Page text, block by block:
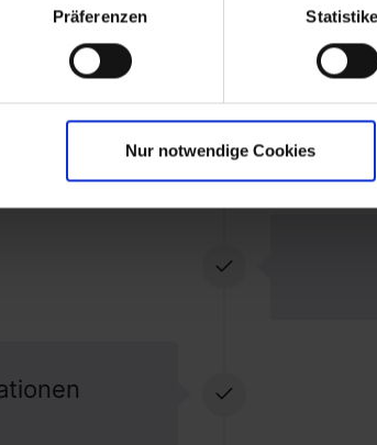
Präferenzen
Nur notwendige Cookies
der